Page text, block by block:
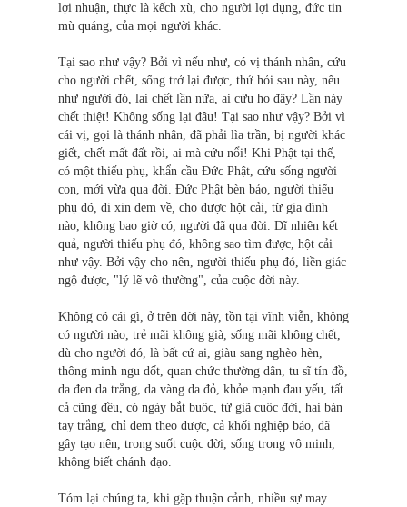
lợi nhuận, thực là kếch xù, cho người lợi dụng, đức tin
mù quáng, của mọi người khác.
Tại sao như vậy? Bởi vì nếu như, có vị thánh nhân, cứu
cho người chết, sống trở lại được, thử hỏi sau này, nếu
như người đó, lại chết lần nữa, ai cứu họ đây? Lần này
chết thiệt! Không sống lại đâu! Tại sao như vậy? Bởi vì
cái vị, gọi là thánh nhân, đã phải lìa trần, bị người khác
giết, chết mất đất rồi, ai mà cứu nổi! Khi Phật tại thế,
có một thiếu phụ, khẩn cầu Đức Phật, cứu sống người
con, mới vừa qua đời. Đức Phật bèn bảo, người thiếu
phụ đó, đi xin đem về, cho được hột cải, từ gia đình
nào, không bao giờ có, người đã qua đời. Dĩ nhiên kết
quả, người thiếu phụ đó, không sao tìm được, hột cải
như vậy. Bởi vậy cho nên, người thiếu phụ đó, liền giác
ngộ được, "lý lẽ vô thường", của cuộc đời này.
Không có cái gì, ở trên đời này, tồn tại vĩnh viễn, không
có người nào, trẻ mãi không già, sống mãi không chết,
dù cho người đó, là bất cứ ai, giàu sang nghèo hèn,
thông minh ngu dốt, quan chức thường dân, tu sĩ tín đồ,
da đen da trắng, da vàng da đỏ, khỏe mạnh đau yếu, tất
cả cũng đều, có ngày bắt buộc, từ giã cuộc đời, hai bàn
tay trắng, chỉ đem theo được, cả khối nghiệp báo, đã
gây tạo nên, trong suốt cuộc đời, sống trong vô minh,
không biết chánh đạo.
Tóm lại chúng ta, khi gặp thuận cảnh, nhiều sự may